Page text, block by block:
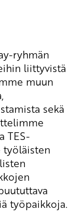
ryhmän
liittyvistä
muun
sekä
TES-
työläisten
työpaikkoja.